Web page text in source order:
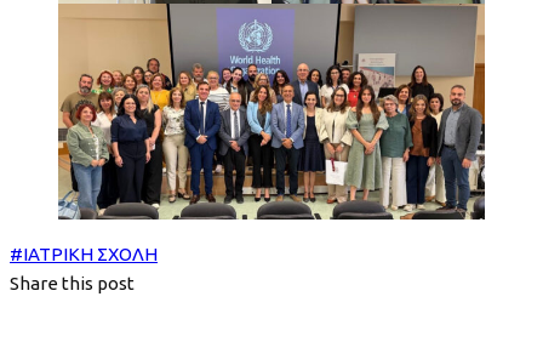
#ΙΑΤΡΙΚΗ ΣΧΟΛΗ
Share this post